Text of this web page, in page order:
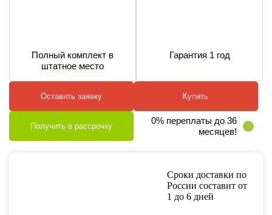
Полный комплект в
штатное место
Гарантия 1 год
Оставить заявку Купить
Получить в рассрочку
0% переплаты до 36
месяцев!
Сроки доставки по
России составит от
1 до 6 дней